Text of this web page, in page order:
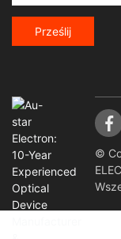
Prześlij
©